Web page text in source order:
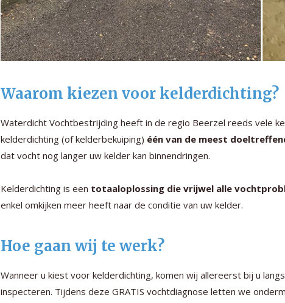
Waarom kiezen voor kelderdichting?
Waterdicht Vochtbestrijding heeft in de regio Beerzel reeds vele
kelderdichting (of kelderbekuiping) één van de meest
dat vocht nog langer uw kelder kan binnendringen.
Kelderdichting is een totaaloplossing die vrijwel alle
enkel omkijken meer heeft naar de conditie van uw kelder.
Hoe gaan wij te werk?
Wanneer u kiest voor kelderdichting, komen wij allereerst bij u
inspecteren. Tijdens deze GRATIS vochtdiagnose letten we